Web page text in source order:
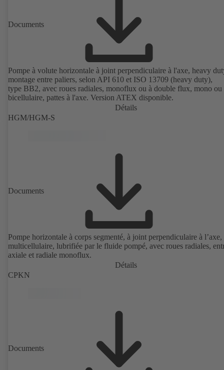
Documents
Pompe à volute horizontale à joint perpendiculaire à l'axe, heavy
montage entre paliers, selon API 610 et ISO 13709 (heavy duty),
type BB2, avec roues radiales, monoflux ou à double flux, mono ou
bicellulaire, pattes à l'axe. Version ATEX disponible.
Détails
HGM/HGM-S
Documents
Pompe horizontale à corps segmenté, à joint perpendiculaire à l’axe,
multicellulaire, lubrifiée par le fluide pompé, avec roues radiales,
axiale et radiale monoflux.
Détails
CPKN
Documents